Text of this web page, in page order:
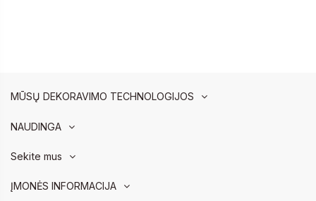
MŪSŲ DEKORAVIMO TECHNOLOGIJOS
NAUDINGA
Sekite mus
ĮMONĖS INFORMACIJA